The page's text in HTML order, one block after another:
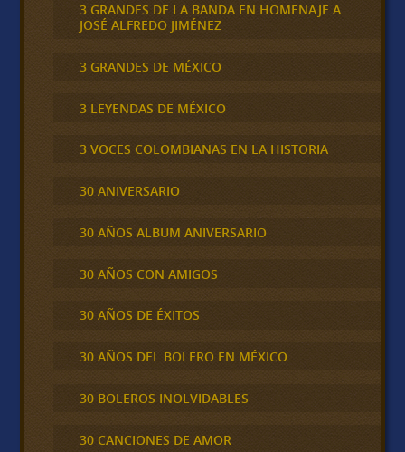
3 GRANDES DE LA BANDA EN HOMENAJE A
JOSÉ ALFREDO JIMÉNEZ
3 GRANDES DE MÉXICO
3 LEYENDAS DE MÉXICO
3 VOCES COLOMBIANAS EN LA HISTORIA
30 ANIVERSARIO
30 AÑOS ALBUM ANIVERSARIO
30 AÑOS CON AMIGOS
30 AÑOS DE ÉXITOS
30 AÑOS DEL BOLERO EN MÉXICO
30 BOLEROS INOLVIDABLES
30 CANCIONES DE AMOR